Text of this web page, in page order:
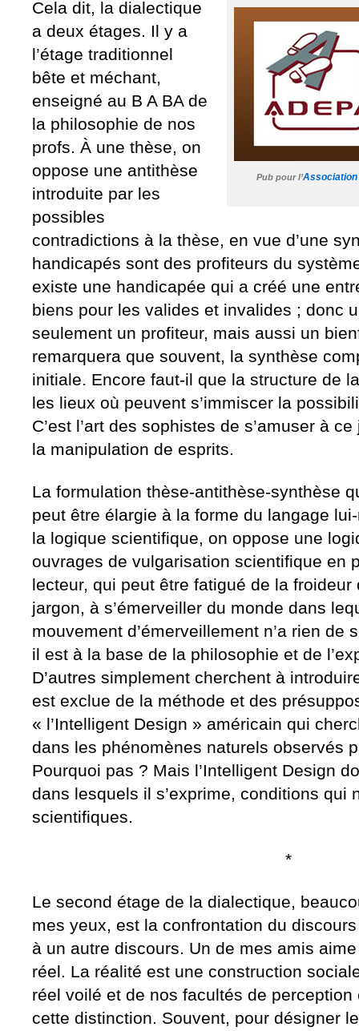
Pub pour l’Association
Cela dit, la dialectique
a deux étages. Il y a
l’étage traditionnel
bête et méchant,
enseigné au B A BA de
la philosophie de nos
profs. À une thèse, on
oppose une antithèse
introduite par les
possibles
contradictions à la thèse, en vue d’une
handicapés sont des profiteurs du
existe une handicapée qui a créé une
biens pour les valides et invalides ; donc
seulement un profiteur, mais aussi un
remarquera que souvent, la synthèse
initiale. Encore faut-il que la structure de
les lieux où peuvent s’immiscer la
C’est l’art des sophistes de s’amuser à
la manipulation de esprits.
La formulation thèse-antithèse-synthèse
peut être élargie à la forme du langage
la logique scientifique, on oppose une
ouvrages de vulgarisation scientifique en
lecteur, qui peut être fatigué de la
jargon, à s’émerveiller du monde dans
mouvement d’émerveillement n’a rien de
il est à la base de la philosophie et de
D’autres simplement cherchent à
est exclue de la méthode et des
« l’Intelligent Design » américain qui
dans les phénomènes naturels observés
Pourquoi pas ? Mais l’Intelligent Design
dans lesquels il s’exprime, conditions qui
scientifiques.
*
Le second étage de la dialectique,
mes yeux, est la confrontation du
à un autre discours. Un de mes amis
réel. La réalité est une construction
réel voilé et de nos facultés de perception
cette distinction. Souvent, pour désigner